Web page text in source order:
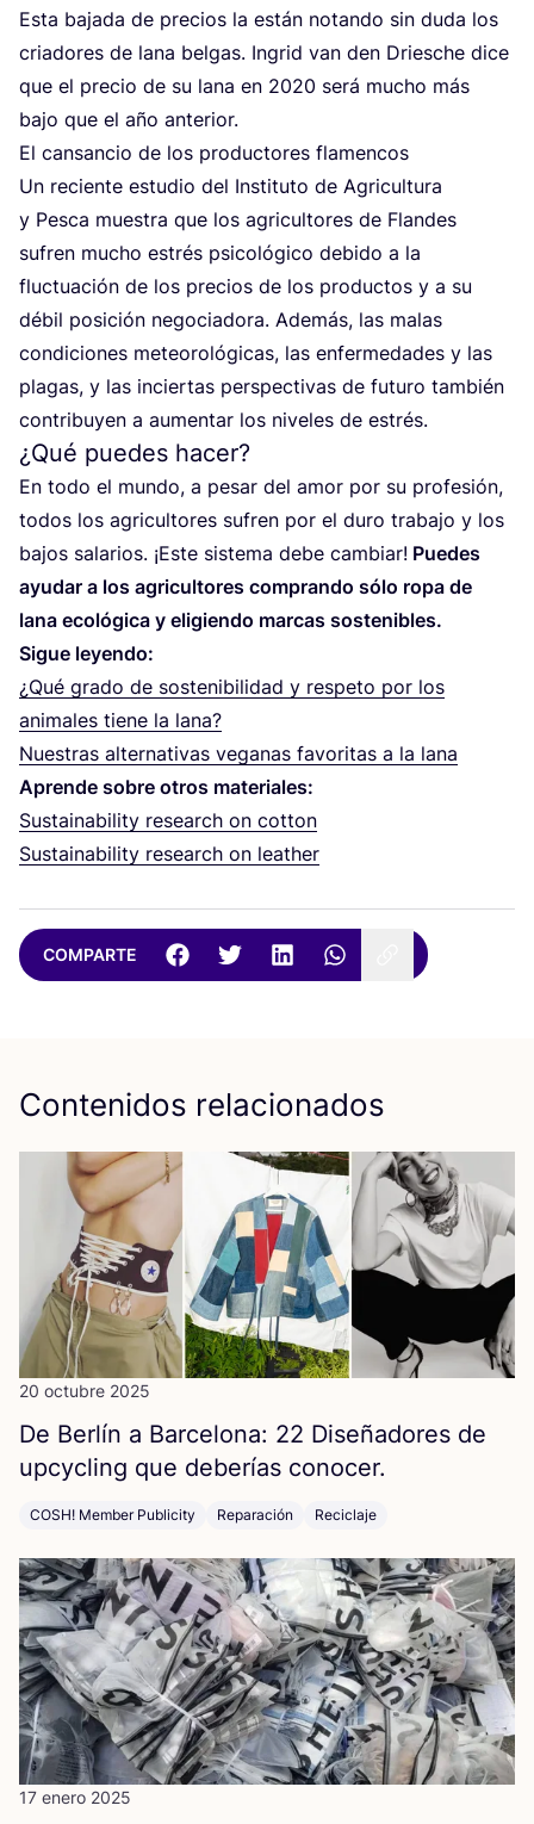
Esta baja­da de pre­cios la están notan­do sin duda los
cria­do­res de lana bel­gas. Ingrid van den Dries­che dice
que el pre­cio de su lana en 2020 será mucho más
bajo que el año anterior.
El can­san­cio de los pro­duc­to­res flamencos
Un recien­te estu­dio del Ins­ti­tu­to de Agri­cul­tu­ra
y Pes­ca mues­tra que los agri­cul­to­res de Flan­des
sufren mucho estrés psi­co­ló­gi­co debi­do a la
fluc­tua­ción de los pre­cios de los pro­duc­tos y a su
débil posi­ción nego­cia­do­ra. Ade­más, las malas
con­di­cio­nes meteo­ro­ló­gi­cas, las enfer­me­da­des y las
pla­gas, y las incier­tas pers­pec­ti­vas de futu­ro tam­bién
con­tri­bu­yen a aumen­tar los nive­les de estrés.
¿Qué puedes hacer?
En todo el mun­do, a pesar del amor por su pro­fe­sión,
todos los agri­cul­to­res sufren por el duro tra­ba­jo y los
bajos sala­rios. ¡Este sis­te­ma debe cam­biar! Pue­des
ayu­dar a los agri­cul­to­res com­pran­do sólo ropa de
lana eco­ló­gi­ca y eli­gien­do mar­cas sostenibles.
Sigue leyen­do:
¿Qué gra­do de sos­te­ni­bi­li­dad y res­pe­to por los
ani­ma­les tie­ne la lana?
Nues­tras alter­na­ti­vas vega­nas favo­ri­tas a la lana
Apren­de sobre otros materiales:
Sus­tai­na­bi­lity research on cotton
Sus­tai­na­bi­lity research on leather
COMPARTE
Contenidos relacionados
20 octubre 2025
De Ber­lín a Bar­ce­lo­na: 22 Dise­ña­do­res de
upcy­cling que debe­rías conocer.
COSH! Member Publicity Reparación Reciclaje
17 enero 2025